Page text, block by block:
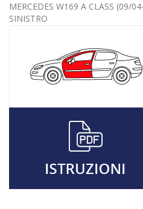
MERCEDES W169 A CLASS (09/
SINISTRO